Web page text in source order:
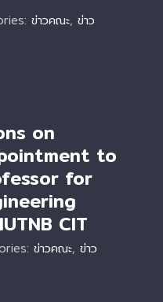
ข่าวคณะ, ข่าว
on
to
for
CIT
ข่าวคณะ, ข่าว